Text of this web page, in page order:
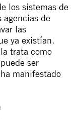
los sistemas de
de
las
ya existían.
trata como
ser
manifestado